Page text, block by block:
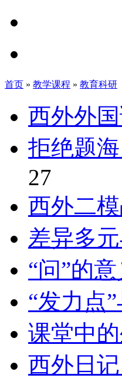
首页 » 教学课程 » 教育科研
西外外
拒绝题
27
西外二模
差异多
“问”的意
“发力点
课堂中
西外日